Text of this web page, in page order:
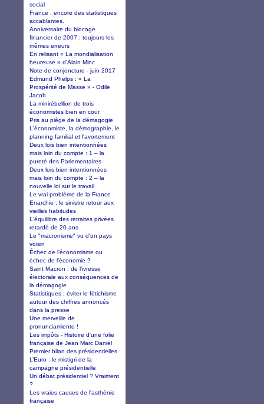
social
France : encore des statistiques
accablantes.
Anniversaire du blocage
financier de 2007 : toujours les
mêmes erreurs
En relisant « La mondialisation
heureuse » d’Alain Minc
Note de conjoncture - juin 2017
Edmund Phelps : « La
Prospérité de Masse » - Odile
Jacob
La minirébellion de trois
économistes bien en cour
Pris au piège de la démagogie
L'économiste, la démographie, le
planning familial et l'avortement
Deux lois bien intentionnées
mais loin du compte : 1 – la
pureté des Parlementaires
Deux lois bien intentionnées
mais loin du compte : 2 – la
nouvelle loi sur le travail
Le vrai problème de la France
Enarchie : le sinistre retour aux
vieilles habitudes
L'équilibre des retraites privées
retardé de 20 ans
Le "macronisme" vu d'un pays
voisin
Échec de l’économisme ou
échec de l’économie ?
Saint Macron : de l’ivresse
électorale aux conséquences de
la démagogie
Statistiques : éviter le fétichisme
autour des chiffres annoncés
dans la presse
Une merveille de
pronunciamiento !
Les impôts - Histoire d'une folie
française de Jean Marc Daniel
Premier bilan des présidentielles
L’Euro : le mistigri de la
campagne présidentielle
Un débat présidentiel ? Vraiment
?
Les vraies causes de l'asthénie
française